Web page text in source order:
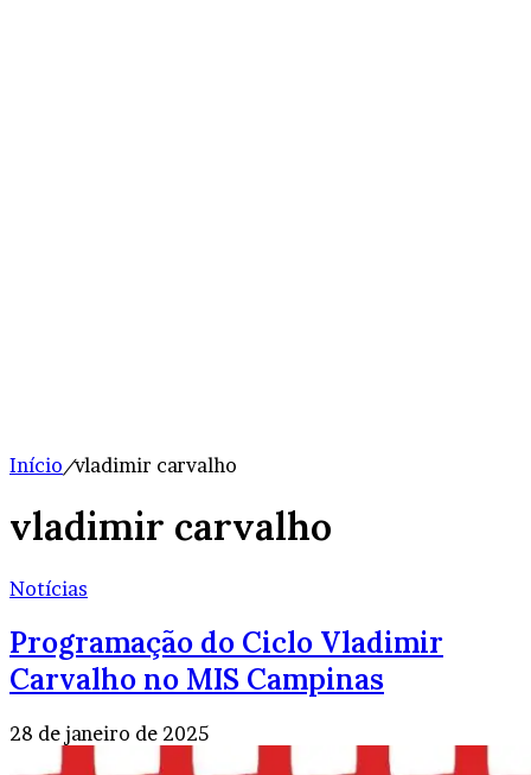
Início/vladimir carvalho
vladimir carvalho
Notícias
Programação do Ciclo Vladimir
Carvalho no MIS Campinas
28 de janeiro de 2025